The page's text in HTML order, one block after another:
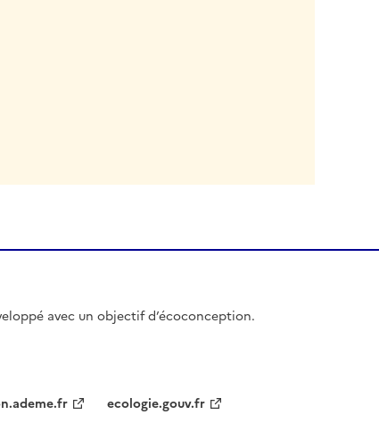
avec un objectif d’écoconception.
ecologie.gouv.fr